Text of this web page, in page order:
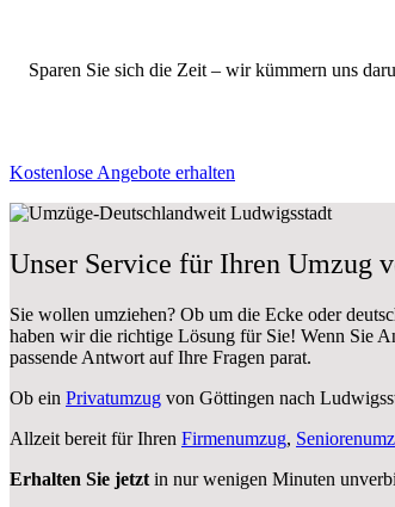
Sparen Sie sich die Zeit – wir kümmern uns
Kostenlose Angebote erhalten
Unser Service für Ihren Umzug
Sie wollen umziehen? Ob um die Ecke oder
haben wir die richtige Lösung für Sie! Wenn Sie
passende Antwort auf Ihre Fragen parat.
Ob ein Privatumzug von Göttingen nach
Allzeit bereit für Ihren Firmenumzug,
Erhalten Sie jetzt in nur wenigen Minuten